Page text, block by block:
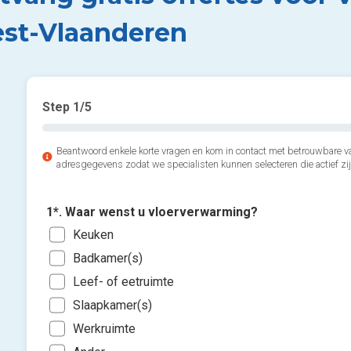
Vlaanderen
Step 1/5
Beantwoord enkele korte vragen en kom in contact met betrouwbare
adresgegevens zodat we specialisten kunnen selecteren die actief
1*. Waar wenst u vloerverwarming?
Keuken
Badkamer(s)
Leef- of eetruimte
Slaapkamer(s)
Werkruimte